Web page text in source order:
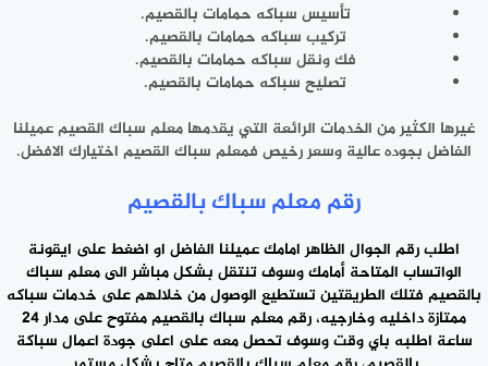
تأسيس سباكه حمامات بالقصيم.
تركيب سباكه حمامات ‎بالقصيم.
فك ونقل سباكه حمامات بالقصيم.
تصليح سباكه حمامات ‎بالقصيم.
غيرها الكثير من الخدمات الرائعة التي يقدمها معلم سباك القصيم عميلنا
الفاضل ‎بجوده عالية وسعر رخيص فمعلم سباك القصيم اختيارك الافضل.
رقم معلم سباك بالقصيم
اطلب رقم الجوال الظاهر امامك عميلنا ‎الفاضل او اضغط على ايقونة
الواتساب المتاحة أمامك وسوف تنتقل ‎بشكل مباشر الى معلم سباك
بالقصيم فتلك الطريقتين تستطيع الوصول ‎من خلالهم على خدمات سباكه
ممتازة داخليه وخارجيه، رقم معلم سباك بالقصيم مفتوح على مدار 24
ساعة اطلبه باي وقت وسوف تحصل معه على اعلى جودة اعمال سباكة